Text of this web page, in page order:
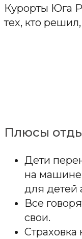
Курорты Юга
тех, кто
Плюсы
Дети
на
для детей
Все
свои.
Страховка